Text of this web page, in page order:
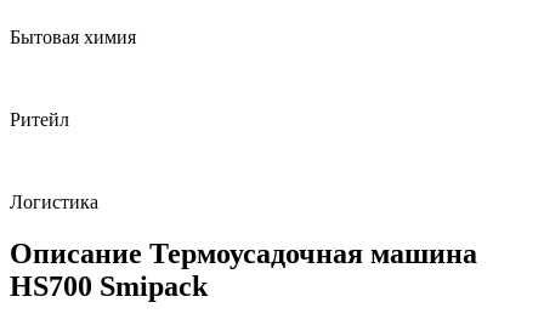
Бытовая химия
Ритейл
Логистика
Описание Термоусадочная машина
HS700 Smipack